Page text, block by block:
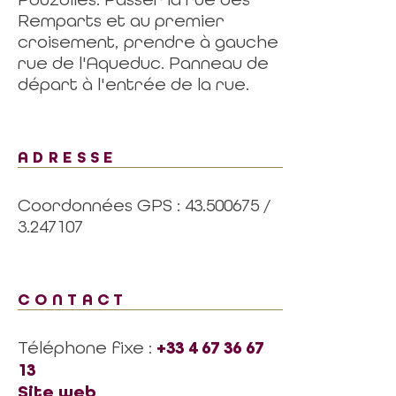
Remparts et au premier
croisement, prendre à gauche
rue de l'Aqueduc. Panneau de
départ à l'entrée de la rue.
ADRESSE
Coordonnées GPS : 43.500675 /
3.247107
CONTACT
Téléphone fixe : +33 4 67 36 67
13